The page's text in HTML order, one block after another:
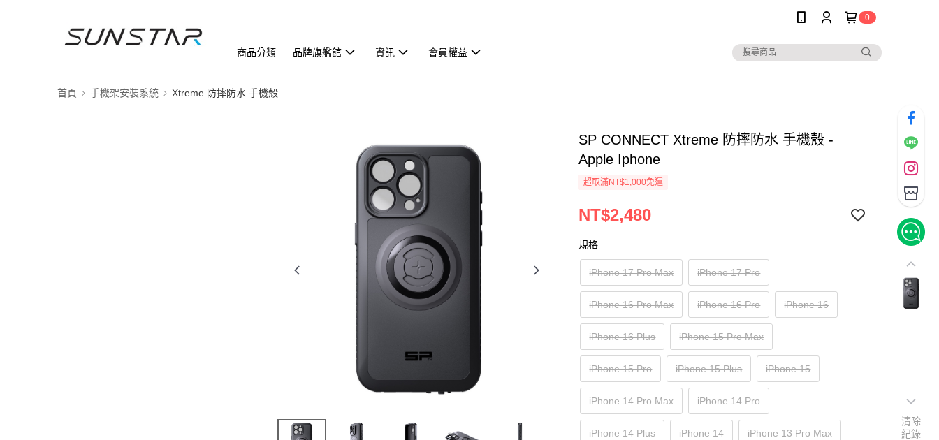
0
商品分類 品牌旗艦館 資訊 會員權益
首頁 手機架安裝系統 Xtreme 防摔防水 手機殼
SP CONNECT Xtreme 防摔防水 手機殼 -
Apple Iphone
超取滿NT$1,000免運
NT$2,480
規格
iPhone 17 Pro Max iPhone 17 Pro
iPhone 16 Pro Max iPhone 16 Pro iPhone 16
iPhone 16 Plus iPhone 15 Pro Max
iPhone 15 Pro iPhone 15 Plus iPhone 15
iPhone 14 Pro Max iPhone 14 Pro
iPhone 14 Plus iPhone 14 iPhone 13 Pro Max
清除
紀錄